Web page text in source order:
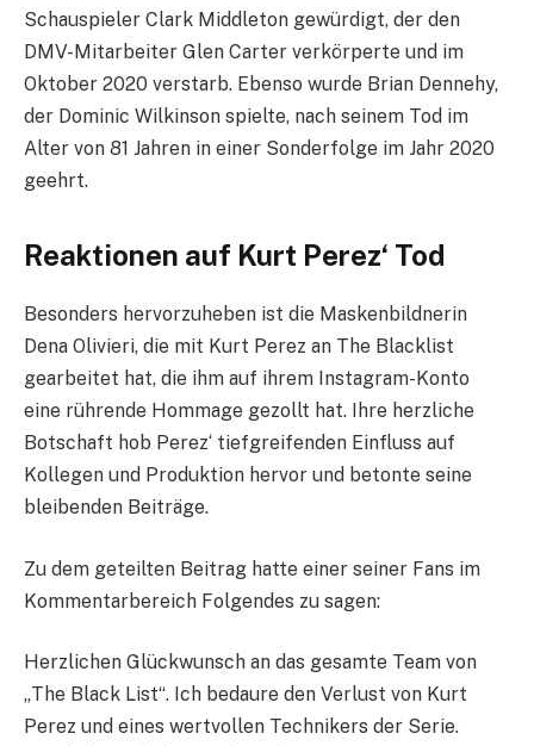
Schauspieler Clark Middleton gewürdigt, der den
DMV-Mitarbeiter Glen Carter verkörperte und im
Oktober 2020 verstarb. Ebenso wurde Brian Dennehy,
der Dominic Wilkinson spielte, nach seinem Tod im
Alter von 81 Jahren in einer Sonderfolge im Jahr 2020
geehrt.
Reaktionen auf Kurt Perez‘ Tod
Besonders hervorzuheben ist die Maskenbildnerin
Dena Olivieri, die mit Kurt Perez an The Blacklist
gearbeitet hat, die ihm auf ihrem Instagram-Konto
eine rührende Hommage gezollt hat. Ihre herzliche
Botschaft hob Perez‘ tiefgreifenden Einfluss auf
Kollegen und Produktion hervor und betonte seine
bleibenden Beiträge.
Zu dem geteilten Beitrag hatte einer seiner Fans im
Kommentarbereich Folgendes zu sagen:
Herzlichen Glückwunsch an das gesamte Team von
„The Black List“. Ich bedaure den Verlust von Kurt
Perez und eines wertvollen Technikers der Serie.